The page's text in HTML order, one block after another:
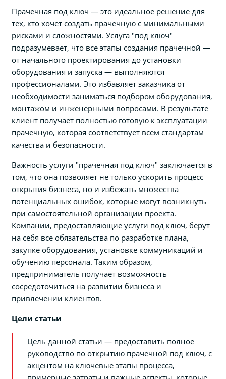
Прачечная под ключ — это идеальное решение для
тех, кто хочет создать прачечную с минимальными
рисками и сложностями. Услуга "под ключ"
подразумевает, что все этапы создания прачечной —
от начального проектирования до установки
оборудования и запуска — выполняются
профессионалами. Это избавляет заказчика от
необходимости заниматься подбором оборудования,
монтажом и инженерными вопросами. В результате
клиент получает полностью готовую к эксплуатации
прачечную, которая соответствует всем стандартам
качества и безопасности.
Важность услуги "прачечная под ключ" заключается в
том, что она позволяет не только ускорить процесс
открытия бизнеса, но и избежать множества
потенциальных ошибок, которые могут возникнуть
при самостоятельной организации проекта.
Компании, предоставляющие услуги под ключ, берут
на себя все обязательства по разработке плана,
закупке оборудования, установке коммуникаций и
обучению персонала. Таким образом,
предприниматель получает возможность
сосредоточиться на развитии бизнеса и
привлечении клиентов.
Цели статьи
Цель данной статьи — предоставить полное
руководство по открытию прачечной под ключ, с
акцентом на ключевые этапы процесса,